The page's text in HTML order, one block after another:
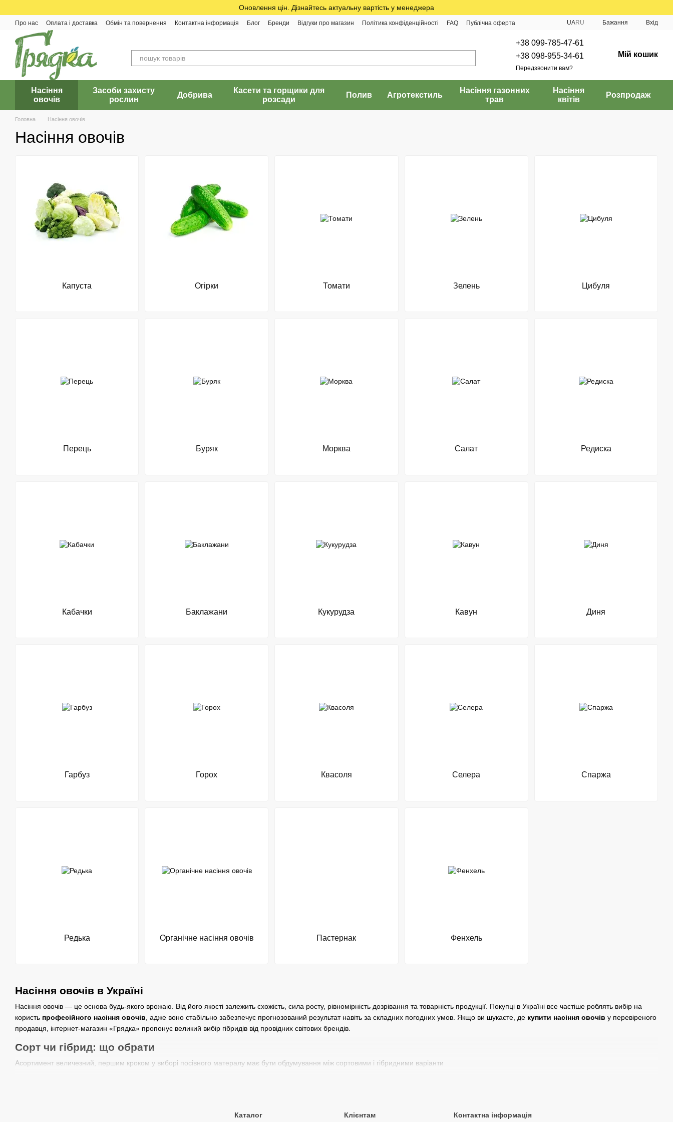
Оновлення цін. Дізнайтесь актуальну вартість у менеджера
Про нас Оплата і доставка Обмін та повернення Контактна інформація Блог Бренди Відгуки про магазин Політика конфіденційності FAQ Публічна оферта UARU Бажання Вхід
+38 099-785-47-61
+38 098-955-34-61
Передзвонити вам?
Мій кошик
Насіння
овочів
Засоби захисту
рослин
Добрива
Касети та горщики для
розсади
Полив Агротекстиль
Насіння газонних
трав
Насіння
квітів
Розпродаж
Головна Насіння овочів
Насіння овочів
Насіння овочів в Україні
Насіння овочів — це основа будь-якого врожаю. Від його якості залежить схожість, сила росту, рівномірність дозрівання та товарність продукції. Покупці в Україні все частіше роблять вибір на
користь професійного насіння овочів , адже воно стабільно забезпечує прогнозований результат навіть за складних погодних умов. Якщо ви шукаєте, де купити насіння овочів у перевіреного
продавця, інтернет-магазин «Грядка» пропонує великий вибір гібридів від провідних світових брендів.
Сорт чи гібрид: що обрати
Асортимент величезний, першим кроком у виборі посівного матералу має бути обдумування між сортовими і гібридними варіанти
Капуста Огірки Томати Зелень Цибуля
Перець Буряк Морква Салат Редиска
Кабачки Баклажани Кукурудза Кавун Диня
Гарбуз Горох Квасоля Селера Спаржа
Редька Органічне насіння овочів Пастернак Фенхель
Каталог Клієнтам Контактна інформація